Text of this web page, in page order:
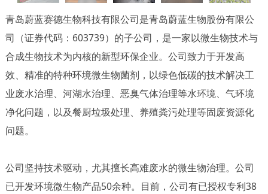
青岛蔚蓝赛德生物科技有限公司是青岛蔚蓝生物股份有限公
司（证券代码：603739）的子公司，是一家以微生物技术与
合成生物技术为内核的新型环保企业。公司致力于开发高
效、精准的特种环境微生物菌剂，以绿色低碳的技术解决工
业废水治理、河湖水治理、恶臭气体治理等水环境、气环境
净化问题，以及餐厨垃圾处理、养殖粪污处理等固废资源化
问题。
公司坚持技术驱动，尤其擅长高难废水的微生物治理。公司
已开发环境微生物产品50余种。目前，公司有已授权专利38